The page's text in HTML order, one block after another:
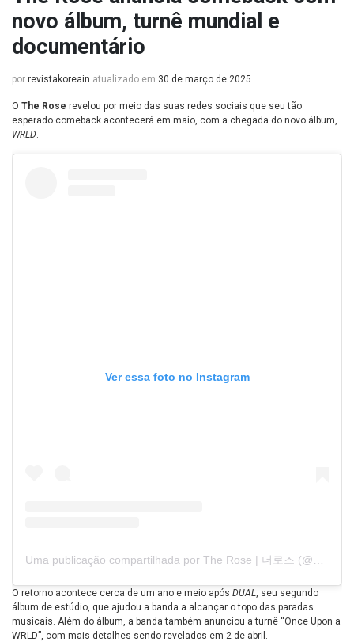
novo álbum, turnê mundial e
documentário
por revistakoreain atualizado em 30 de março de 2025
O The Rose revelou por meio das suas redes sociais que seu tão
esperado comeback acontecerá em maio, com a chegada do novo álbum,
WRLD.
Ver essa foto no Instagram
O retorno acontece cerca de um ano e meio após DUAL
, seu segundo
álbum de estúdio, que ajudou a banda a alcançar o topo das paradas
musicais. Além do álbum, a banda também anunciou a turnê “Once Upon a
WRLD”, com mais detalhes sendo revelados em 2 de abril.